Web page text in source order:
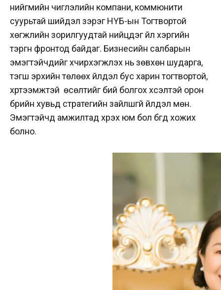
нийгмийн чиглэлийн компани, коммюнити
суурьтай шийдэл зэрэг НҮБ-ын Тогтвортой
хөгжлийн зорилгуудтай нийцдэг үйл хэргийн
тэргүүн фронтод байдаг. Бизнесийн салбарын
эмэгтэйчүүдийг хүчирхэгжүүлэх нь зөвхөн шударга,
тэгш эрхийн төлөөх үйлдэл бус харин тогтвортой,
хүртээмжтэй өсөлтийг бий болгох хүсэлтэй орон
бүрийн хувьд стратегийн зайлшгүй үйлдэл мөн.
Эмэгтэйчүүд амжилтад хүрэх юм бол бүгд хожих
болно.